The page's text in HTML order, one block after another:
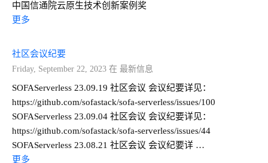
中国信通院云原生技术创新案例奖
更多
社区会议纪要
Friday, September 22, 2023 在 最新信息
SOFAServerless 23.09.19 社区会议 会议纪要详见：
https://github.com/sofastack/sofa-serverless/issues/100
SOFAServerless 23.09.04 社区会议 会议纪要详见：
https://github.com/sofastack/sofa-serverless/issues/44
SOFAServerless 23.08.21 社区会议 会议纪要详 …
更多